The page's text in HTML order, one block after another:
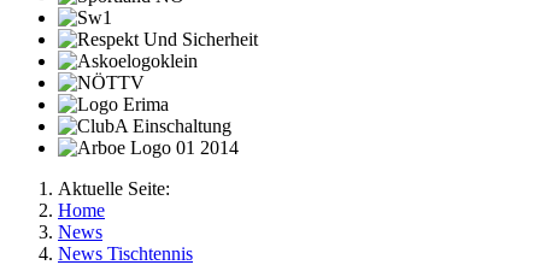
Aktuelle Seite:
Home
News
News Tischtennis